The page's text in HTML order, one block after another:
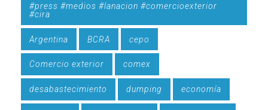
#press #medios #lanacion #comercioexterior
#cira
Argentina BCRA cepo
Comercio exterior comex
desabastecimiento dumping economía